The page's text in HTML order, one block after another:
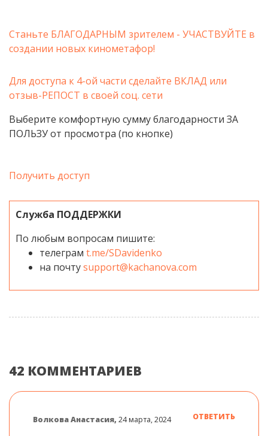
Станьте БЛАГОДАРНЫМ зрителем - УЧАСТВУЙТЕ в
создании новых кинометафор!
Для доступа к 4-ой части сделайте ВКЛАД или
отзыв-РЕПОСТ в своей соц. сети
Выберите комфортную сумму благодарности ЗА
ПОЛЬЗУ от просмотра (по кнопке)
Получить доступ
Служба ПОДДЕРЖКИ
По любым вопросам пишите:
телеграм t.me/SDavidenko
на почтуsupport@kachanova.com
42 КОММЕНТАРИЕВ
Волкова Анастасия,24 марта, 2024 ОТВЕТИТЬ